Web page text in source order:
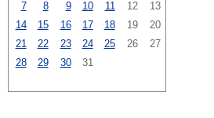
7
8 9 10 11 12
13
14
15 16 17 18 19
20
21
22 23 24 25 26
27
28
29 30 31